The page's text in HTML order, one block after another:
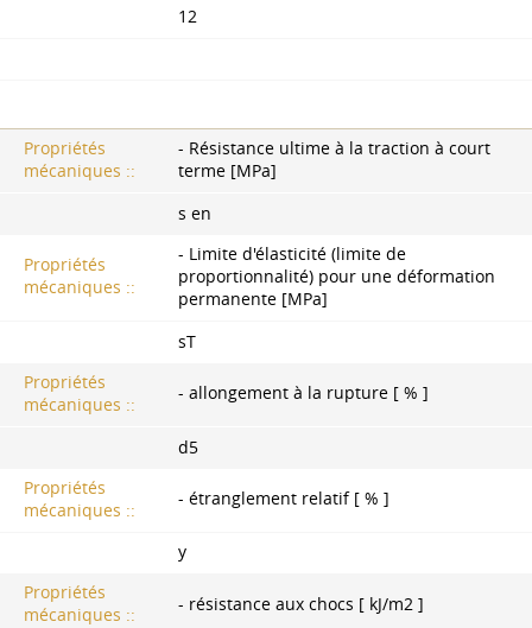
12
Propriétés
mécaniques ::
- Résistance ultime à la traction à court
terme [MPa]
s en
Propriétés
mécaniques ::
- Limite d'élasticité (limite de
proportionnalité) pour une déformation
permanente [MPa]
sT
Propriétés
mécaniques ::
- allongement à la rupture [ % ]
d5
Propriétés
mécaniques ::
- étranglement relatif [ % ]
y
Propriétés
mécaniques ::
- résistance aux chocs [ kJ/m2 ]